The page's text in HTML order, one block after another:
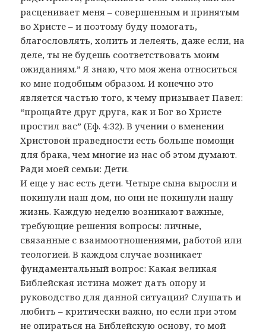
расценивает меня – совершенным и принятым
во Христе – и поэтому буду помогать,
благословлять, холить и лелеять, даже если, на
деле, ты не будешь соответствовать моим
ожиданиям.” Я знаю, что моя жена относиться
ко мне подобным образом. И конечно это
является частью того, к чему призывает Павел:
“прощайте друг друга, как и Бог во Христе
простил вас” (Еф. 4:32). В учении о вменении
Христовой праведности есть больше помощи
для брака, чем многие из нас об этом думают.
Ради моей семьи: Дети.
И еще у нас есть дети. Четыре сына выросли и
покинули наш дом, но они не покинули нашу
жизнь. Каждую неделю возникают важные,
требующие решения вопросы: личные,
связанные с взаимоотношениями, работой или
теологией. В каждом случае возникает
фундаментальный вопрос: Какая великая
Библейская истина может дать опору и
руководство для данной ситуации? Слушать и
любить – критически важно, но если при этом
не опираться на Библейскую основу, то мой